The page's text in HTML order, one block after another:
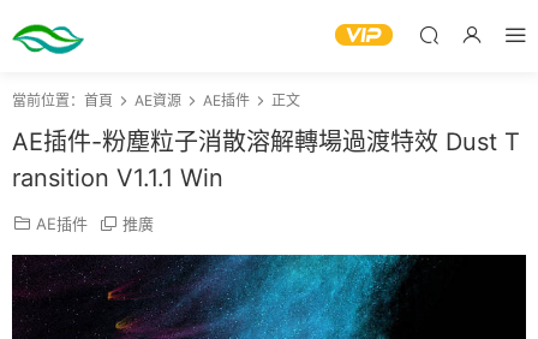
當前位置： 首頁 AE資源 AE插件 正文
AE插件-粉塵粒子消散溶解轉場過渡特效 Dust T
ransition V1.1.1 Win
AE插件 推廣